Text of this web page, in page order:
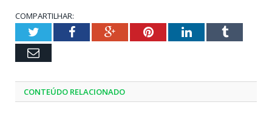
COMPARTILHAR:
TwitterFacebookGoogle+PinterestLinkedInTumblr
Email
CONTEÚDO RELACIONADO